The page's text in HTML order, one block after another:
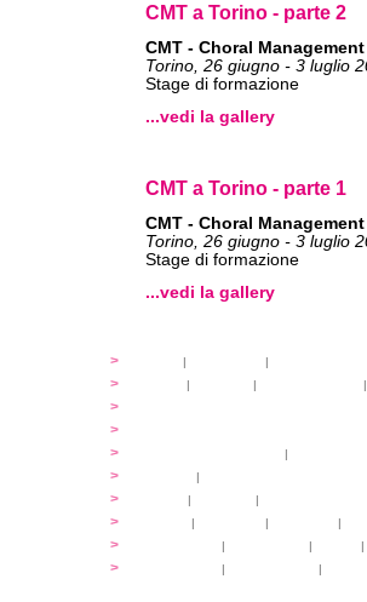
CMT a Torino - parte 2
CMT - Choral
Torino, 26 giugno - 3 luglio
Stage di formazione
...vedi la gallery
CMT a Torino - parte 1
CMT - Choral
Torino, 26 giugno - 3 luglio
Stage di formazione
...vedi la gallery
> | |
> | | |
>
>
> |
> |
> | |
> | | |
> | | |
> | |